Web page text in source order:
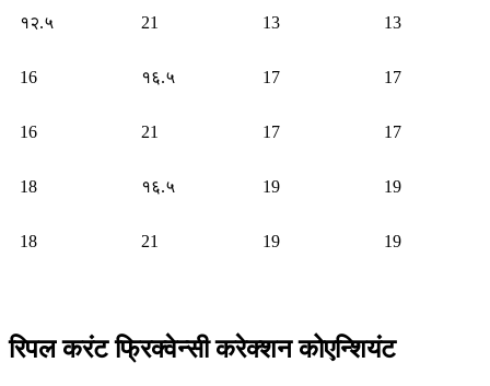
१२.५ 21 13 13
16 १६.५ 17 17
16 21 17 17
18 १६.५ 19 19
18 21 19 19
रिपल करंट फ्रिक्वेन्सी करेक्शन कोएन्शियंट